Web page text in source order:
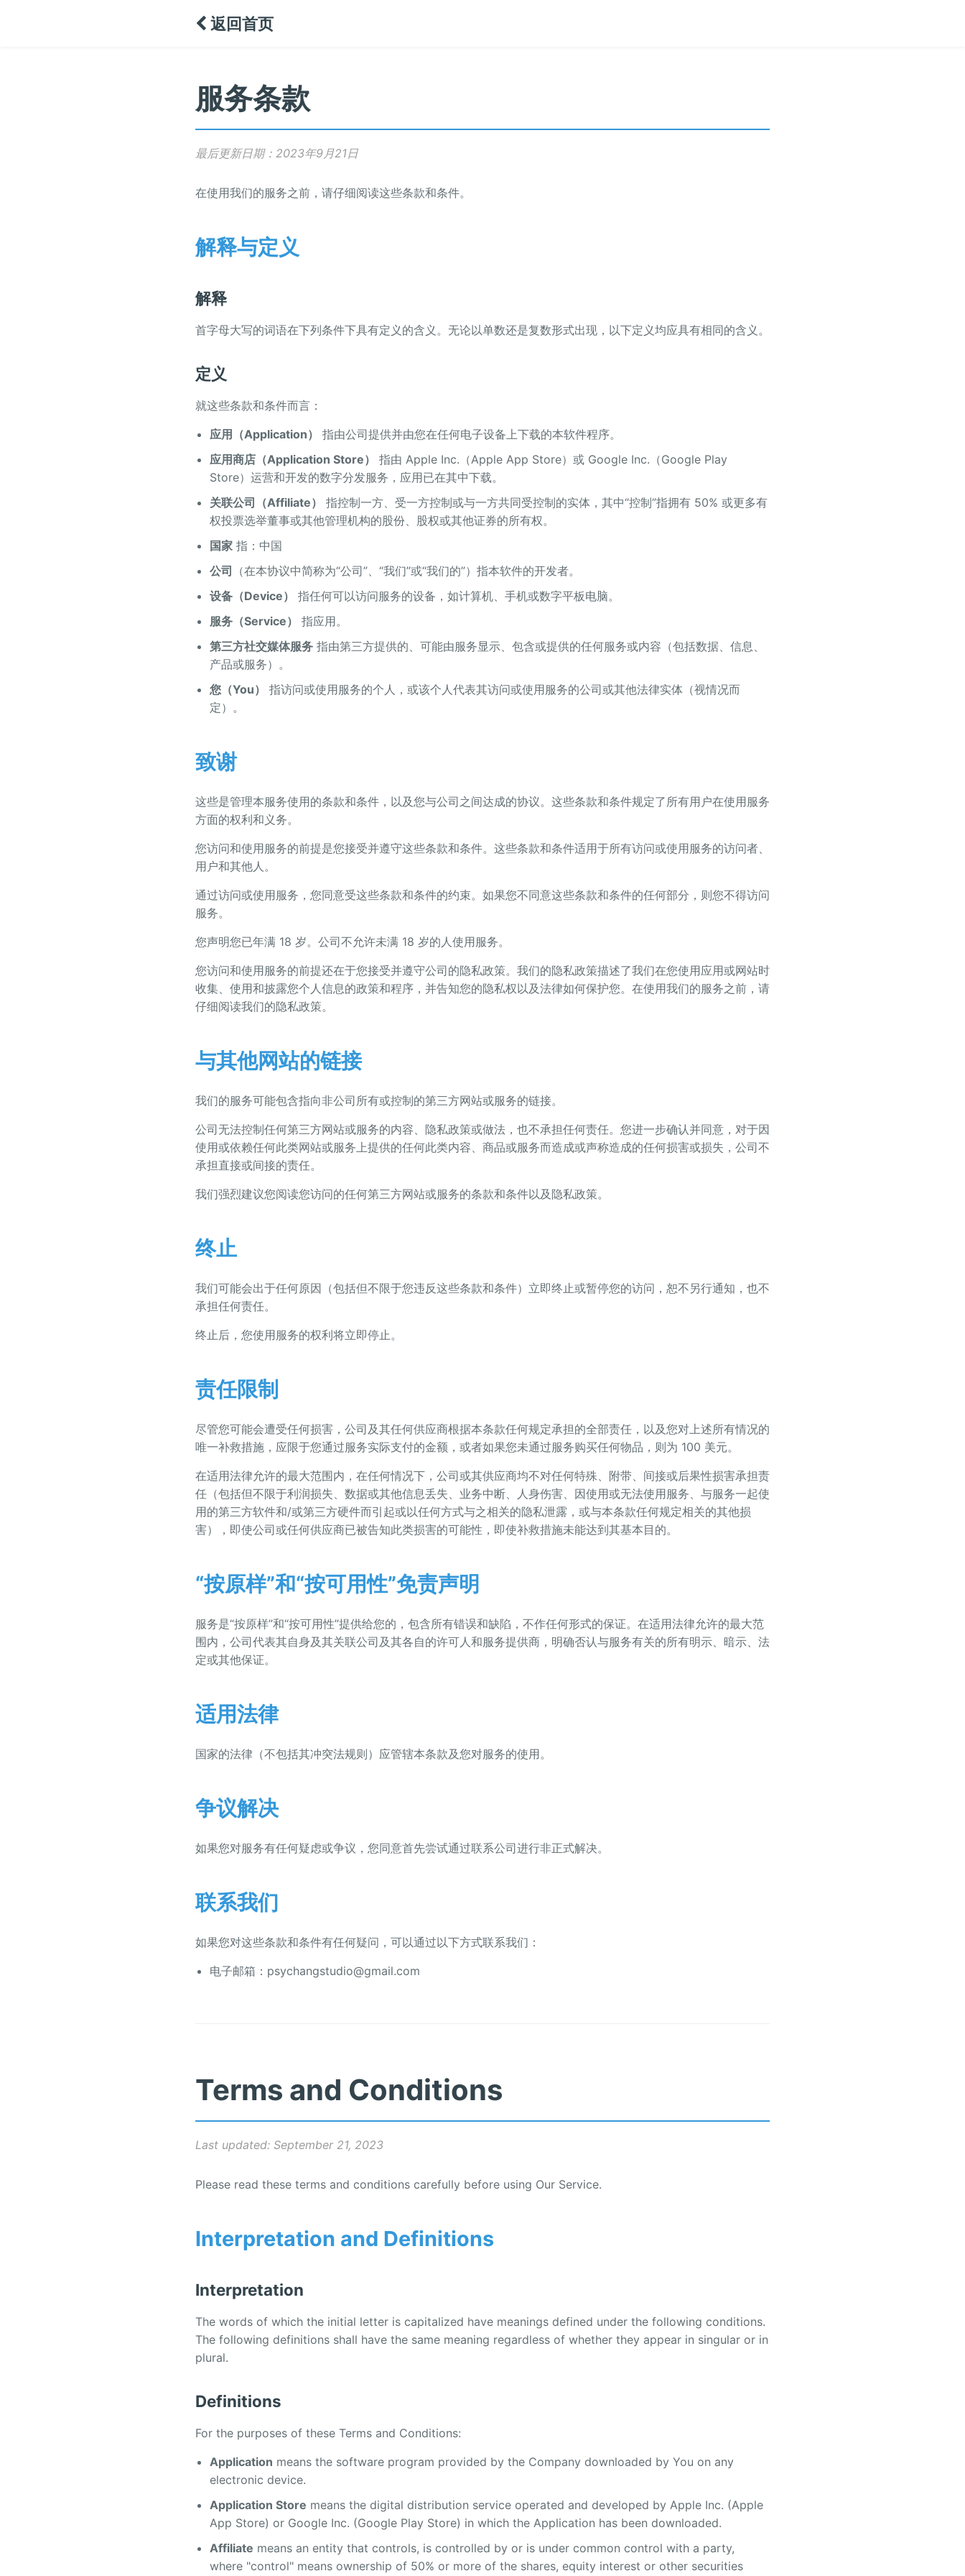
返回首页
服务条款
最后更新日期：2023年9月21日
在使用我们的服务之前，请仔细阅读这些条款和条件。
解释与定义
解释
首字母大写的词语在下列条件下具有定义的含义。无论以单数还是复数形式出现，以下定义均应具有相同的含义。
定义
就这些条款和条件而言：
应用（Application）
指由公司提供并由您在任何电子设备上下载的本软件程序。
应用商店（Application Store）
指由 Apple Inc.（Apple App Store）或 Google Inc.（Google Play
Store）运营和开发的数字分发服务，应用已在其中下载。
关联公司（Affiliate）
指控制一方、受一方控制或与一方共同受控制的实体，其中“控制”指拥有 50% 或更多有
权投票选举董事或其他管理机构的股份、股权或其他证券的所有权。
国家 指：中国
公司
（在本协议中简称为“公司”、“我们”或“我们的”）指本软件的开发者。
设备（Device）
指任何可以访问服务的设备，如计算机、手机或数字平板电脑。
服务（Service）
指应用。
第三方社交媒体服务 指由第三方提供的、可能由服务显示、包含或提供的任何服务或内容（包括数据、信息、
产品或服务）。
您（You）
指访问或使用服务的个人，或该个人代表其访问或使用服务的公司或其他法律实体（视情况而
定）。
致谢
这些是管理本服务使用的条款和条件，以及您与公司之间达成的协议。这些条款和条件规定了所有用户在使用服务
方面的权利和义务。
您访问和使用服务的前提是您接受并遵守这些条款和条件。这些条款和条件适用于所有访问或使用服务的访问者、
用户和其他人。
通过访问或使用服务，您同意受这些条款和条件的约束。如果您不同意这些条款和条件的任何部分，则您不得访问
服务。
您声明您已年满 18 岁。公司不允许未满 18 岁的人使用服务。
您访问和使用服务的前提还在于您接受并遵守公司的隐私政策。我们的隐私政策描述了我们在您使用应用或网站时
收集、使用和披露您个人信息的政策和程序，并告知您的隐私权以及法律如何保护您。在使用我们的服务之前，请
仔细阅读我们的隐私政策。
与其他网站的链接
我们的服务可能包含指向非公司所有或控制的第三方网站或服务的链接。
公司无法控制任何第三方网站或服务的内容、隐私政策或做法，也不承担任何责任。您进一步确认并同意，对于因
使用或依赖任何此类网站或服务上提供的任何此类内容、商品或服务而造成或声称造成的任何损害或损失，公司不
承担直接或间接的责任。
我们强烈建议您阅读您访问的任何第三方网站或服务的条款和条件以及隐私政策。
终止
我们可能会出于任何原因（包括但不限于您违反这些条款和条件）立即终止或暂停您的访问，恕不另行通知，也不
承担任何责任。
终止后，您使用服务的权利将立即停止。
责任限制
尽管您可能会遭受任何损害，公司及其任何供应商根据本条款任何规定承担的全部责任，以及您对上述所有情况的
唯一补救措施，应限于您通过服务实际支付的金额，或者如果您未通过服务购买任何物品，则为 100 美元。
在适用法律允许的最大范围内，在任何情况下，公司或其供应商均不对任何特殊、附带、间接或后果性损害承担责
任（包括但不限于利润损失、数据或其他信息丢失、业务中断、人身伤害、因使用或无法使用服务、与服务一起使
用的第三方软件和/或第三方硬件而引起或以任何方式与之相关的隐私泄露，或与本条款任何规定相关的其他损
害），即使公司或任何供应商已被告知此类损害的可能性，即使补救措施未能达到其基本目的。
“按原样”和“按可用性”免责声明
服务是“按原样”和“按可用性”提供给您的，包含所有错误和缺陷，不作任何形式的保证。在适用法律允许的最大范
围内，公司代表其自身及其关联公司及其各自的许可人和服务提供商，明确否认与服务有关的所有明示、暗示、法
定或其他保证。
适用法律
国家的法律（不包括其冲突法规则）应管辖本条款及您对服务的使用。
争议解决
如果您对服务有任何疑虑或争议，您同意首先尝试通过联系公司进行非正式解决。
联系我们
如果您对这些条款和条件有任何疑问，可以通过以下方式联系我们：
电子邮箱：psychangstudio@gmail.com
Terms and Conditions
Last updated: September 21, 2023
Please read these terms and conditions carefully before using Our Service.
Interpretation and Definitions
Interpretation
The words of which the initial letter is capitalized have meanings defined under the following conditions.
The following definitions shall have the same meaning regardless of whether they appear in singular or in
plural.
Definitions
For the purposes of these Terms and Conditions:
Application means the software program provided by the Company downloaded by You on any
electronic device.
Application Store means the digital distribution service operated and developed by Apple Inc. (Apple
App Store) or Google Inc. (Google Play Store) in which the Application has been downloaded.
Affiliate means an entity that controls, is controlled by or is under common control with a party,
where "control" means ownership of 50% or more of the shares, equity interest or other securities